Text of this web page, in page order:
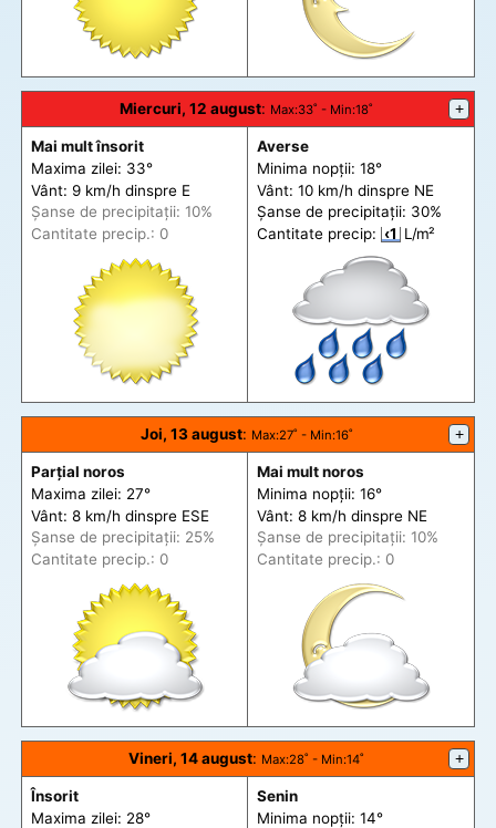
Miercuri, 12 august: Max:33˚ - Min:18˚ +
Mai mult însorit
Maxima zilei: 33°
Vânt: 9 km/h dinspre E
Șanse de precipitații: 10%
Cantitate precip.: 0
Averse
Minima nopții: 18°
Vânt: 10 km/h dinspre NE
Șanse de precipitații: 30%
Cantitate precip: ‹1 L/m²
Joi, 13 august: Max:27˚ - Min:16˚ +
Parțial noros
Maxima zilei: 27°
Vânt: 8 km/h dinspre ESE
Șanse de precipitații: 25%
Cantitate precip.: 0
Mai mult noros
Minima nopții: 16°
Vânt: 8 km/h dinspre NE
Șanse de precipitații: 10%
Cantitate precip.: 0
Vineri, 14 august: Max:28˚ - Min:14˚ +
Însorit
Maxima zilei: 28°
Senin
Minima nopții: 14°